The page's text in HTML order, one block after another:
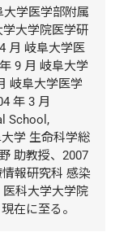
学医学部附属
大学院医学研
月 岐阜大学医
9 月 岐阜大学
岐阜大学医学
年 3 月
School,
学 生命科学総
助教授、2007
報研究科 感染
科大学大学院
在に至る。